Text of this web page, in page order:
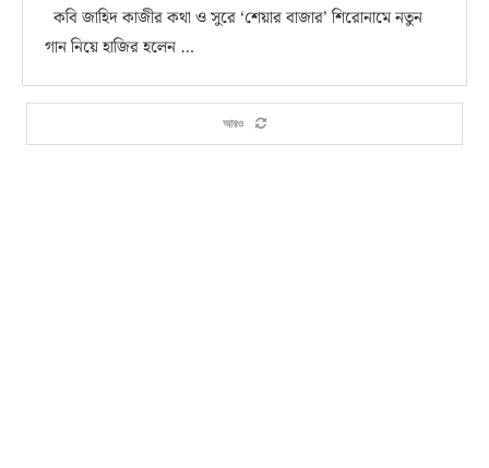
কবি জাহিদ কাজীর কথা ও সুরে ‘শেয়ার বাজার’ শিরোনামে নতুন
গান নিয়ে হাজির হলেন …
আরও